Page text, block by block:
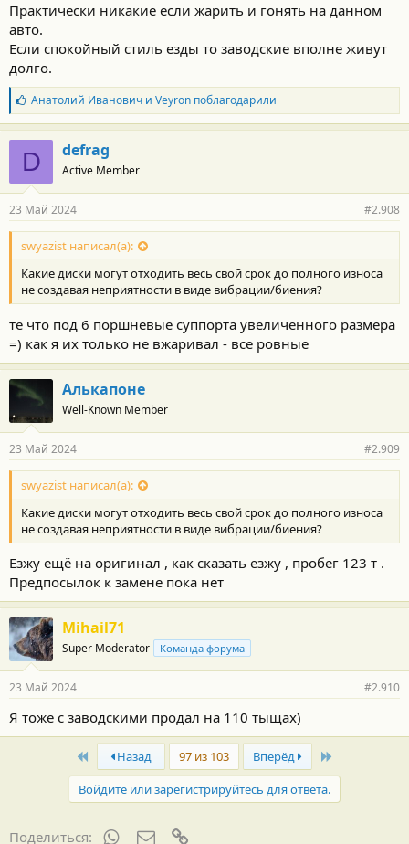
Практически никакие если жарить и гонять на данном
авто.
Если спокойный стиль езды то заводские вполне живут
долго.
Б
л
а
г
о
д
а
н
о
с
и
:
Анатолий Ивановичи Veyronпоблагодарили
D defrag
Active Member
23 Май 2024 #2.908
swyazist написал(а):
Какие диски могут отходить весь свой срок до полного износа
не создавая неприятности в виде вибрации/биения?
те что под 6 поршневые суппорта увеличенного размера
=) как я их только не вжаривал - все ровные
Алькапоне
Well-Known Member
23 Май 2024 #2.909
swyazist написал(а):
Какие диски могут отходить весь свой срок до полного износа
не создавая неприятности в виде вибрации/биения?
Езжу ещё на оригинал , как сказать езжу , пробег 123 т .
Предпосылок к замене пока нет
Mihail71
Super Moderator Команда форума
23 Май 2024 #2.910
Я тоже с заводскими продал на 110 тыщах)
First Назад 97 из 103 Вперёд Last
Войдите или зарегистрируйтесь для ответа.
Поделиться: WhatsAppЭлектронная почта